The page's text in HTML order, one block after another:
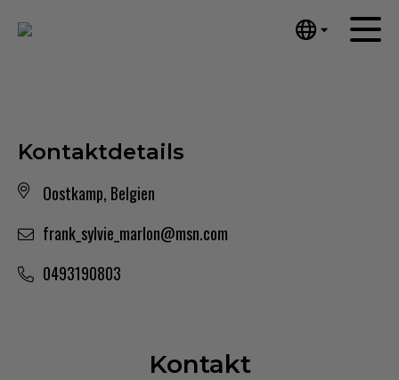
Ελληνικά
Nachrichten
Über mich
Kontakt
Kontaktdetails
Oostkamp, Belgien
frank_sylvie_marlon@msn.com
0493190803
Kontakt